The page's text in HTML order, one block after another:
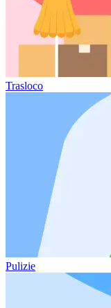
Trasloco
Pulizie